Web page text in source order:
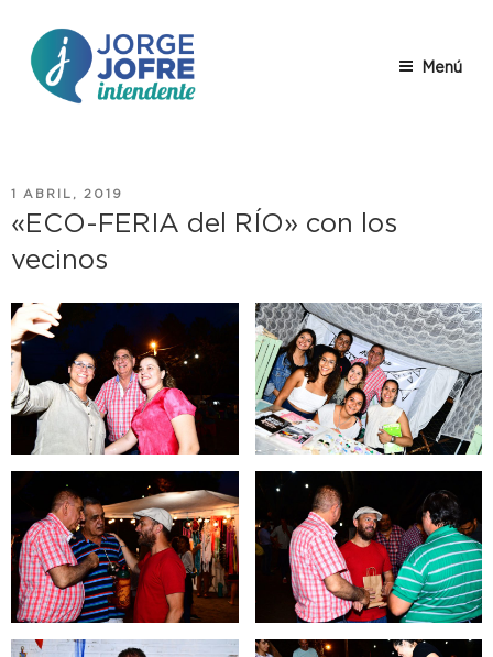
contenido
JORGE
Jorge Jofre – descripción
Menú
PUBLICADO
EL
1 ABRIL, 2019
«ECO-FERIA del RÍO» con los
vecinos